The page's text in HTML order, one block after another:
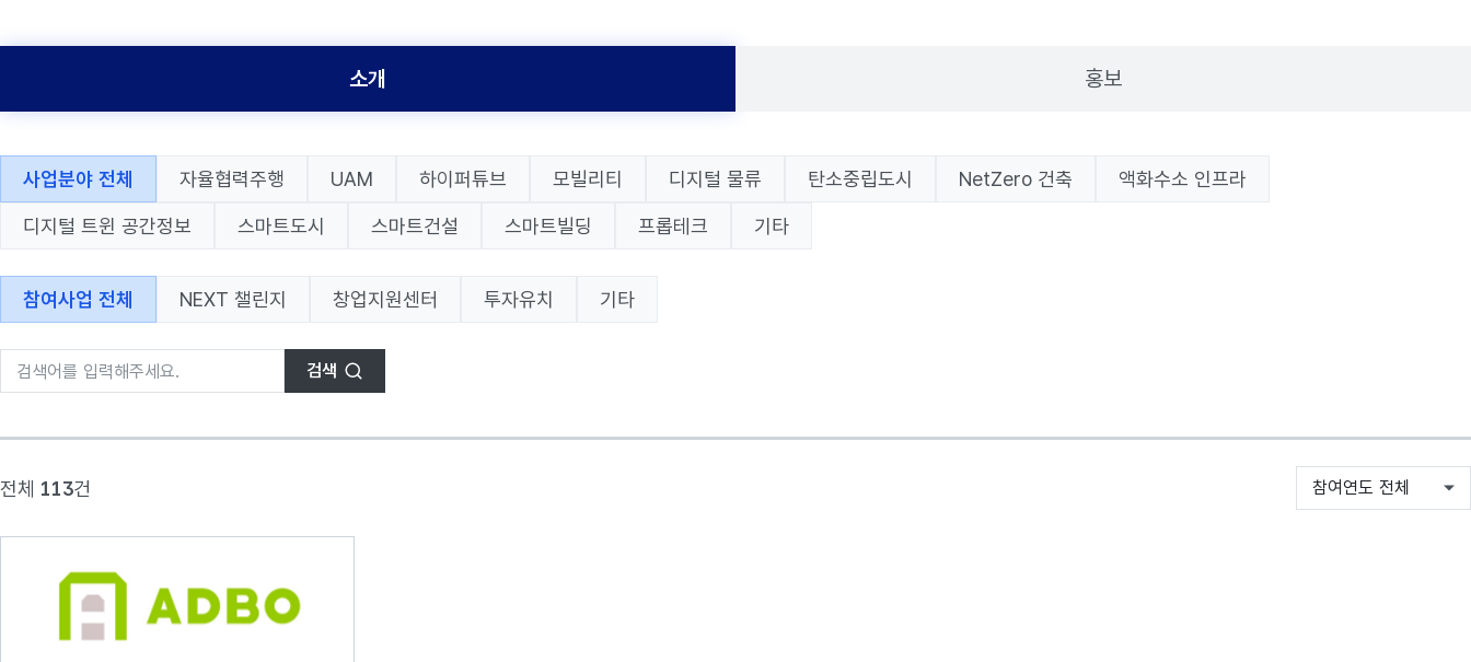
소개 홍보
사업분야 전체 자율협력주행 UAM 하이퍼튜브 모빌리티 디지털 물류 탄소중립도시 NetZero 건축 액화수소 인프라
디지털 트윈 공간정보 스마트도시 스마트건설 스마트빌딩 프롭테크 기타
참여사업 전체 NEXT 챌린지 창업지원센터 투자유치 기타
검색
전체 113건